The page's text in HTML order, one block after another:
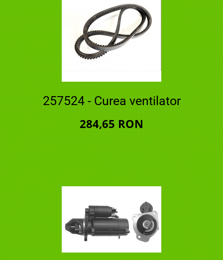
257524 - Curea ventilator
284,65 RON